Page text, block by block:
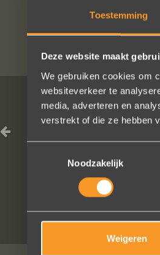
Toestemming
Deze website maakt
We gebruiken cookies om
websiteverkeer te
media, adverteren en
verstrekt of die ze hebben
Noodzakelijk
Weigeren
In de ban